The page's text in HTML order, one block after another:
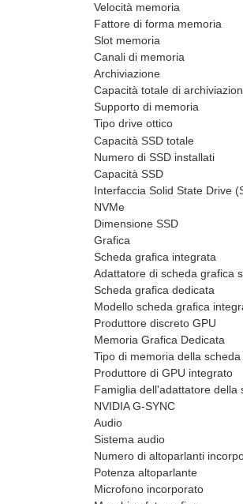
Velocità memoria
Fattore di forma memoria
Slot memoria
Canali di memoria
Archiviazione
Capacità totale di
Supporto di memoria
Tipo drive ottico
Capacità SSD totale
Numero di SSD installati
Capacità SSD
Interfaccia Solid State Drive
NVMe
Dimensione SSD
Grafica
Scheda grafica integrata
Adattatore di scheda grafica
Scheda grafica dedicata
Modello scheda grafica
Produttore discreto GPU
Memoria Grafica Dedicata
Tipo di memoria della scheda
Produttore di GPU integrato
Famiglia dell'adattatore della
NVIDIA G-SYNC
Audio
Sistema audio
Numero di altoparlanti
Potenza altoparlante
Microfono incorporato